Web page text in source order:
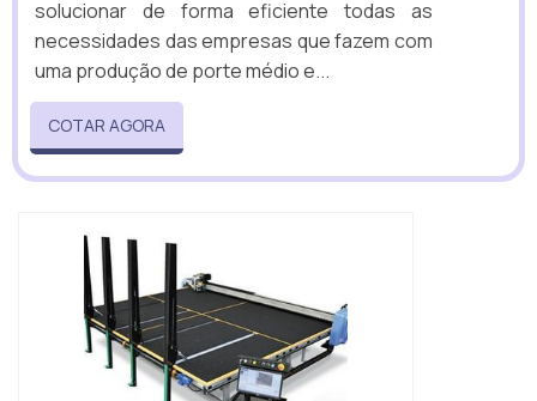
solucionar de forma eficiente todas as
necessidades das empresas que fazem com
uma produção de porte médio e...
COTAR AGORA